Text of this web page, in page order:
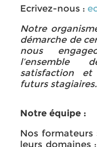
Ecrivez-nous :
Notre
démarche de
nous
l’ensemble
satisfaction
futurs stagiaires.
Notre équipe :
Nos
leurs domaines